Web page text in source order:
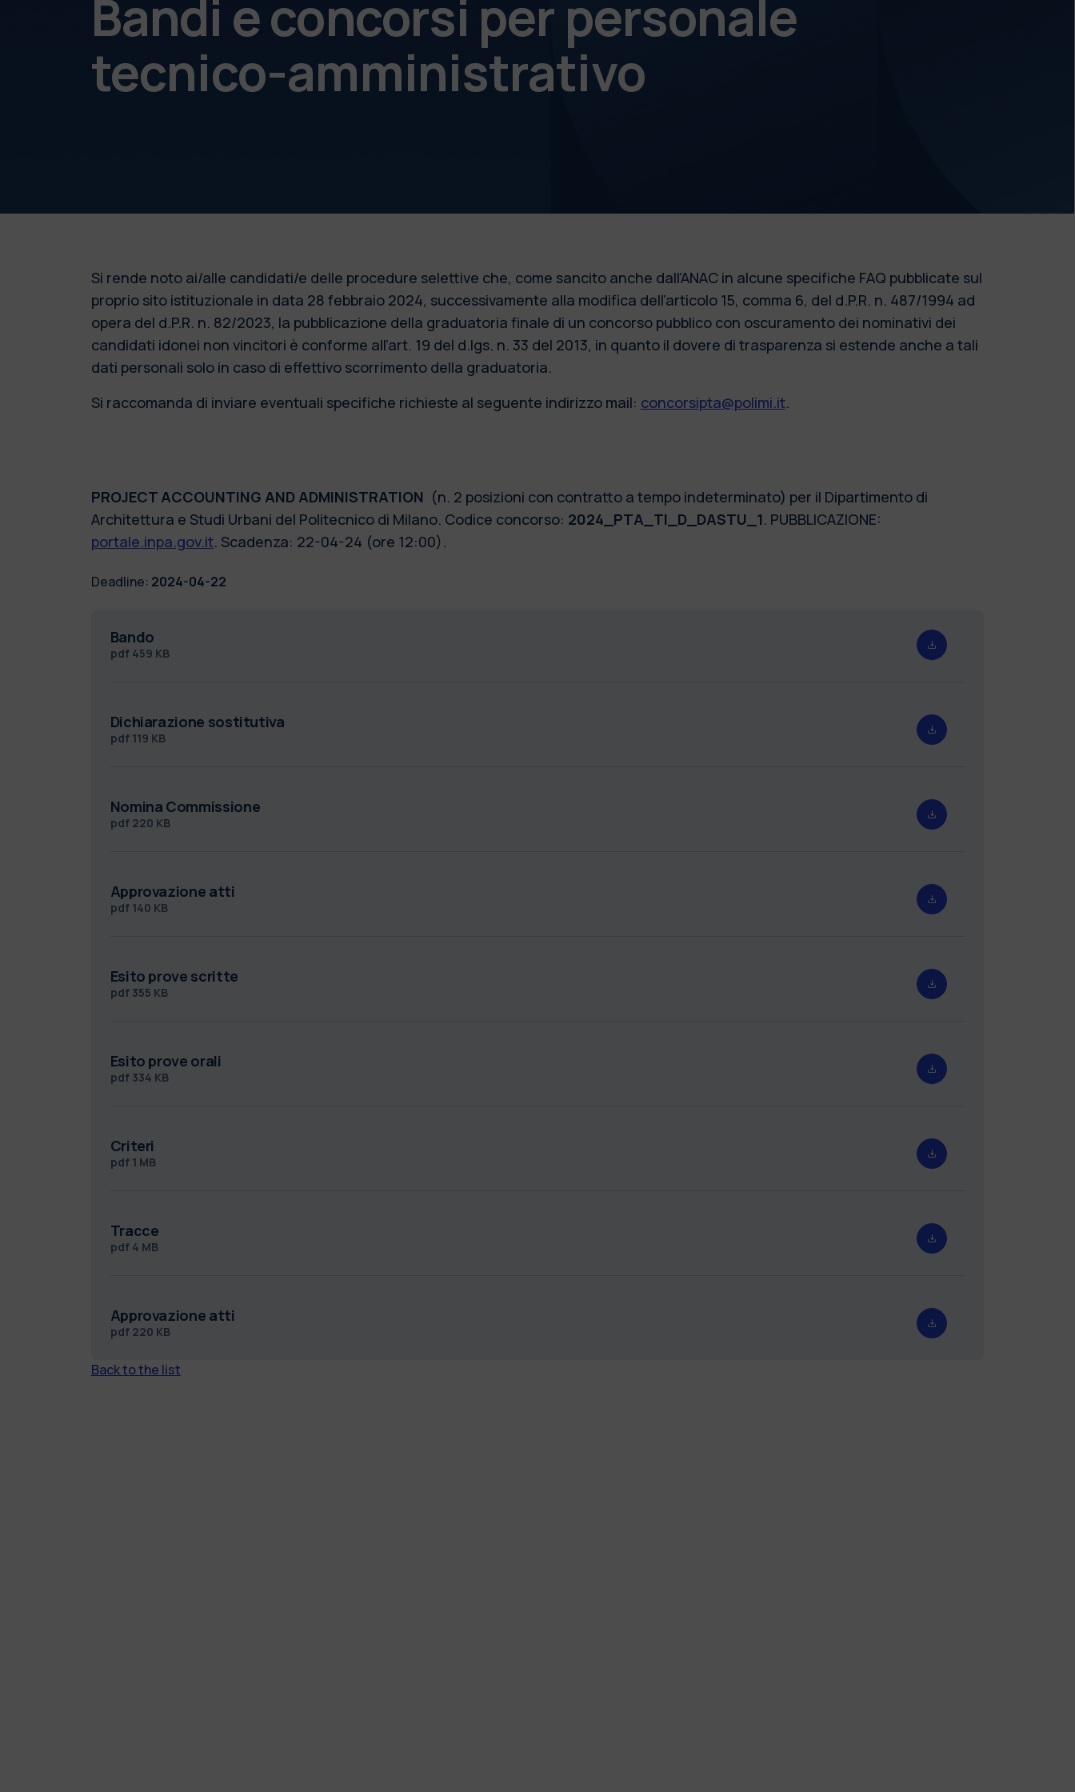
Bandi e concorsi per personale
tecnico-amministrativo
Si rende noto ai/alle candidati/e delle procedure selettive che, come sancito anche dall’ANAC in alcune specifiche FAQ pubblicate sul
proprio sito istituzionale in data 28 febbraio 2024, successivamente alla modifica dell’articolo 15, comma 6, del d.P.R. n. 487/1994 ad
opera del d.P.R. n. 82/2023, la pubblicazione della graduatoria finale di un concorso pubblico con oscuramento dei nominativi dei
candidati idonei non vincitori è conforme all’art. 19 del d.lgs. n. 33 del 2013, in quanto il dovere di trasparenza si estende anche a tali
dati personali solo in caso di effettivo scorrimento della graduatoria.
Si raccomanda di inviare eventuali specifiche richieste al seguente indirizzo mail: concorsipta@polimi.it.
PROJECT ACCOUNTING AND ADMINISTRATION (n. 2 posizioni con contratto a tempo indeterminato) per il Dipartimento di
Architettura e Studi Urbani del Politecnico di Milano. Codice concorso: 2024_PTA_TI_D_DASTU_1. PUBBLICAZIONE:
portale.inpa.gov.it. Scadenza: 22-04-24 (ore 12:00).
Deadline: 2024-04-22
Bando
pdf 459 KB
Dichiarazione sostitutiva
pdf 119 KB
Nomina Commissione
pdf 220 KB
Approvazione atti
pdf 140 KB
Esito prove scritte
pdf 355 KB
Esito prove orali
pdf 334 KB
Criteri
pdf 1 MB
Tracce
pdf 4 MB
Approvazione atti
pdf 220 KB
Back to the list